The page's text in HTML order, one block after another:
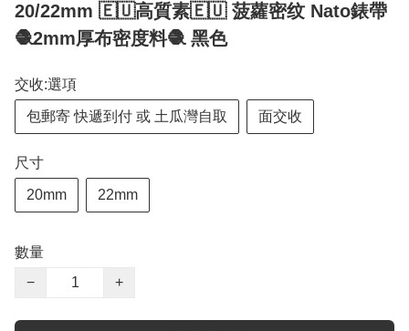
20/22mm 🇪🇺高質素🇪🇺 菠蘿密纹 Nato錶帶
🧶2mm厚布密度料🧶 黑色
交收:選項
包郵寄 快遞到付 或 土瓜灣自取 面交收
尺寸
20mm 22mm
數量
−
+